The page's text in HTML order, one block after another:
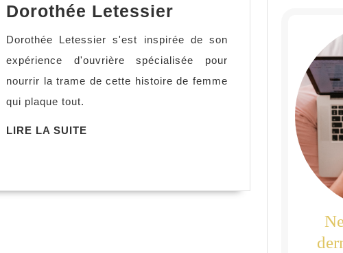
Dorothée Letessier
à
Paimpol,
Dorothée
Dorothée Letessier s'est inspirée de son
expérience d'ouvrière spécialisée pour
nourrir la trame de cette histoire de femme
qui plaque tout.
LIRE LA SUITE